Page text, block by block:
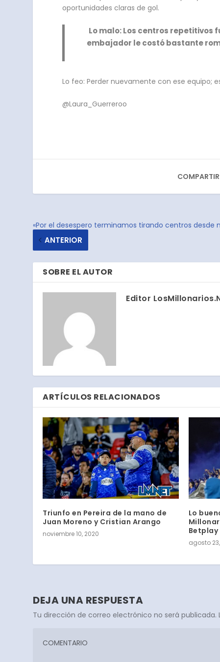
oportunidades claras de gol.
Lo malo: Los centros repetitivos
embajador le costó bastante
Lo feo: Perder nuevamente con ese equipo;
@Laura_Guerreroo
«Por el desespero terminamos tirando centros desde
ANTERIOR
SOBRE EL AUTOR
Editor
ARTÍCULOS RELACIONADOS
Triunfo en Pereira de la mano de
Juan Moreno y Cristian Arango
noviembre 10, 2020
Lo
Betplay
agosto 23,
DEJA UNA RESPUESTA
Tu dirección de correo electrónico no será publicada.